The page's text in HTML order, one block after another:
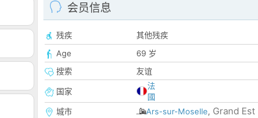
会员信息
残疾
其他残疾
Age
69 岁
搜索
友谊
国家
法
國
城市
Ars-sur-Moselle, Grand Est